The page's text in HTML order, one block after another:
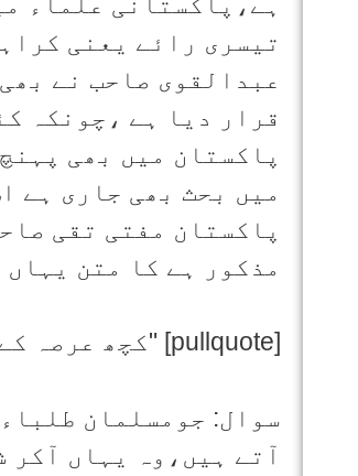
تیسری رائے یعنی
عبدالقوی صاحب نے
قرار دیا ہے ،چونکہ
پاکستان میں بھی
میں بحث بھی جاری ہے
پاکستان مفتی تقی
مذکور ہے کا متن یہاں
[pullquote] "کچھ عرصہ کے لیے نکاح کرنا[/pullquote]
سوال: جومسلمان
آتے ہیں،وہ یہاں آکر